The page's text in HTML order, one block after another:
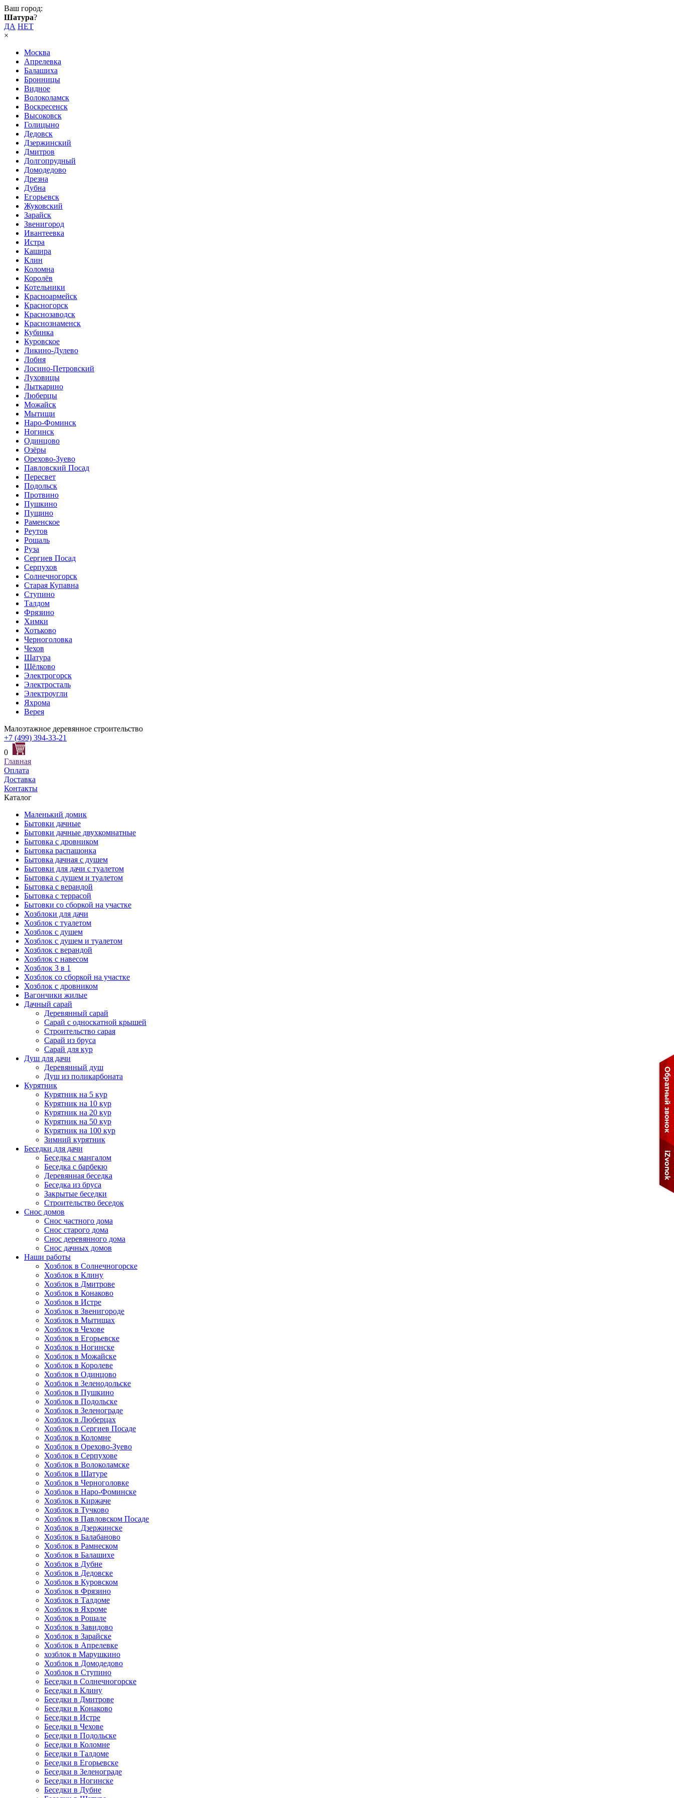
Ваш город:
Шатура?
ДА НЕТ
×
Москва
Апрелевка
Балашиха
Бронницы
Видное
Волоколамск
Воскресенск
Высоковск
Голицыно
Дедовск
Дзержинский
Дмитров
Долгопрудный
Домодедово
Дрезна
Дубна
Егорьевск
Жуковский
Зарайск
Звенигород
Ивантеевка
Истра
Кашира
Клин
Коломна
Королёв
Котельники
Красноармейск
Красногорск
Краснозаводск
Краснознаменск
Кубинка
Куровское
Ликино-Дулево
Лобня
Лосино-Петровский
Луховицы
Лыткарино
Люберцы
Можайск
Мытищи
Наро-Фоминск
Ногинск
Одинцово
Озёры
Орехово-Зуево
Павловский Посад
Пересвет
Подольск
Протвино
Пушкино
Пущино
Раменское
Реутов
Рошаль
Руза
Сергиев Посад
Серпухов
Солнечногорск
Старая Купавна
Ступино
Талдом
Фрязино
Химки
Хотьково
Черноголовка
Чехов
Шатура
Щёлково
Электрогорск
Электросталь
Электроугли
Яхрома
Верея
Малоэтажное деревянное строительство
+7 (499) 394-33-21
0
Главная
Оплата
Доставка
Контакты
Каталог
Маленький домик
Бытовки дачные
Бытовки дачные двухкомнатные
Бытовка с дровником
Бытовка распашонка
Бытовка дачная с душем
Бытовки для дачи с туалетом
Бытовка с душем и туалетом
Бытовка с верандой
Бытовка с террасой
Бытовки со сборкой на участке
Хозблоки для дачи
Хозблок с туалетом
Хозблок с душем
Хозблок с душем и туалетом
Хозблок с верандой
Хозблок с навесом
Хозблок 3 в 1
Хозблок со сборкой на участке
Хозблок с дровником
Вагончики жилые
Дачный сарай
Деревянный сарай
Cарай с односкатной крышей
Строительство сарая
Сарай из бруса
Сарай для кур
Душ для дачи
Деревянный душ
Душ из поликарбоната
Курятник
Курятник на 5 кур
Курятник на 10 кур
Курятник на 20 кур
Курятник на 50 кур
Курятник на 100 кур
Зимний курятник
Беседки для дачи
Беседка с мангалом
Беседка с барбекю
Деревянная беседка
Беседка из бруса
Закрытые беседки
Строительство беседок
Снос домов
Снос частного дома
Снос старого дома
Снос деревянного дома
Снос дачных домов
Наши работы
Хозблок в Солнечногорске
Хозблок в Клину
Хозблок в Дмитрове
Хозблок в Конаково
Хозблок в Истре
Хозблок в Звенигороде
Хозблок в Мытищах
Хозблок в Чехове
Хозблок в Егорьевске
Хозблок в Ногинске
Хозблок в Можайске
Хозблок в Королеве
Хозблок в Одинцово
Хозблок в Зеленодольске
Хозблок в Пушкино
Хозблок в Подольске
Хозблок в Зеленограде
Хозблок в Люберцах
Хозблок в Сергиев Посаде
Хозблок в Коломне
Хозблок в Орехово-Зуево
Хозблок в Серпухове
Хозблок в Волоколамске
Хозблок в Шатуре
Хозблок в Черноголовке
Хозблок в Наро-Фоминске
Хозблок в Киржаче
Хозблок в Тучково
Хозблок в Павловском Посаде
Хозблок в Дзержинске
Хозблок в Балабаново
Хозблок в Рамнеском
Хозблок в Балашихе
Хозблок в Дубне
Хозблок в Дедовске
Хозблок в Куровском
Хозблок в Фрязино
Хозблок в Талдоме
Хозблок в Яхроме
Хозблок в Рошале
Хозблок в Завидово
Хозблок в Зарайске
Хозблок в Апрелевке
хозблок в Марушкино
Хозблок в Домодедово
Хозблок в Ступино
Беседки в Солнечногорске
Беседки в Клину
Беседки в Дмитрове
Беседки в Конаково
Беседки в Истре
Беседки в Чехове
Беседки в Подольске
Беседки в Коломне
Беседки в Талдоме
Беседки в Егорьевске
Беседки в Зеленограде
Беседки в Ногинске
Беседки в Дубне